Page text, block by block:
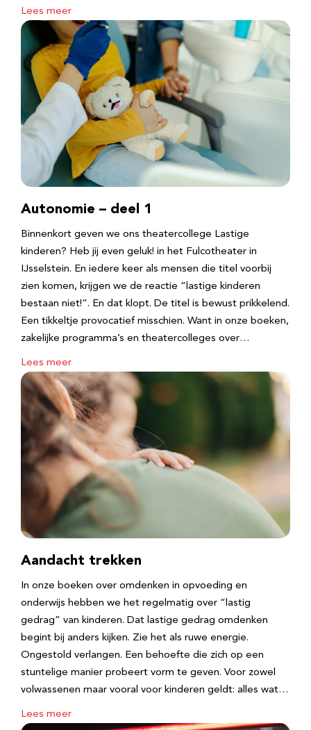
Lees meer
Autonomie – deel 1
Binnenkort geven we ons theatercollege Lastige
kinderen? Heb jij even geluk! in het Fulcotheater in
IJsselstein. En iedere keer als mensen die titel voorbij
zien komen, krijgen we de reactie “lastige kinderen
bestaan niet!”. En dat klopt. De titel is bewust prikkelend.
Een tikkeltje provocatief misschien. Want in onze boeken,
zakelijke programma’s en theatercolleges over…
Lees meer
Aandacht trekken
In onze boeken over omdenken in opvoeding en
onderwijs hebben we het regelmatig over “lastig
gedrag” van kinderen. Dat lastige gedrag omdenken
begint bij anders kijken. Zie het als ruwe energie.
Ongestold verlangen. Een behoefte die zich op een
stuntelige manier probeert vorm te geven. Voor zowel
volwassenen maar vooral voor kinderen geldt: alles wat…
Lees meer